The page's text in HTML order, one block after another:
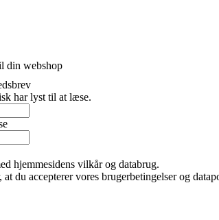
din webshop
har lyst til at læse.
hjemmesidens vilkår og databrug.
du accepterer vores brugerbetingelser og